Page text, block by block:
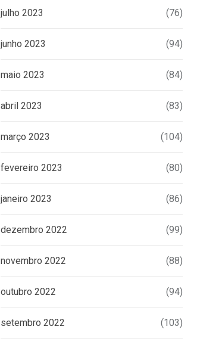
julho 2023 (76)
junho 2023 (94)
maio 2023 (84)
abril 2023 (83)
março 2023 (104)
fevereiro 2023 (80)
janeiro 2023 (86)
dezembro 2022 (99)
novembro 2022 (88)
outubro 2022 (94)
setembro 2022 (103)